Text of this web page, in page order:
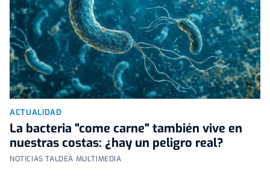
ACTUALIDAD
La bacteria "come carne" también vive en
nuestras costas: ¿hay un peligro real?
NOTICIAS TALDEA MULTIMEDIA